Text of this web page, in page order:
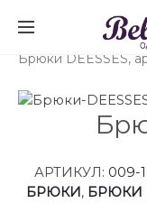
Главная Брюки
Брюки DEESSES,
АРТИКУЛ: 009-
БРЮКИ, БРЮКИ